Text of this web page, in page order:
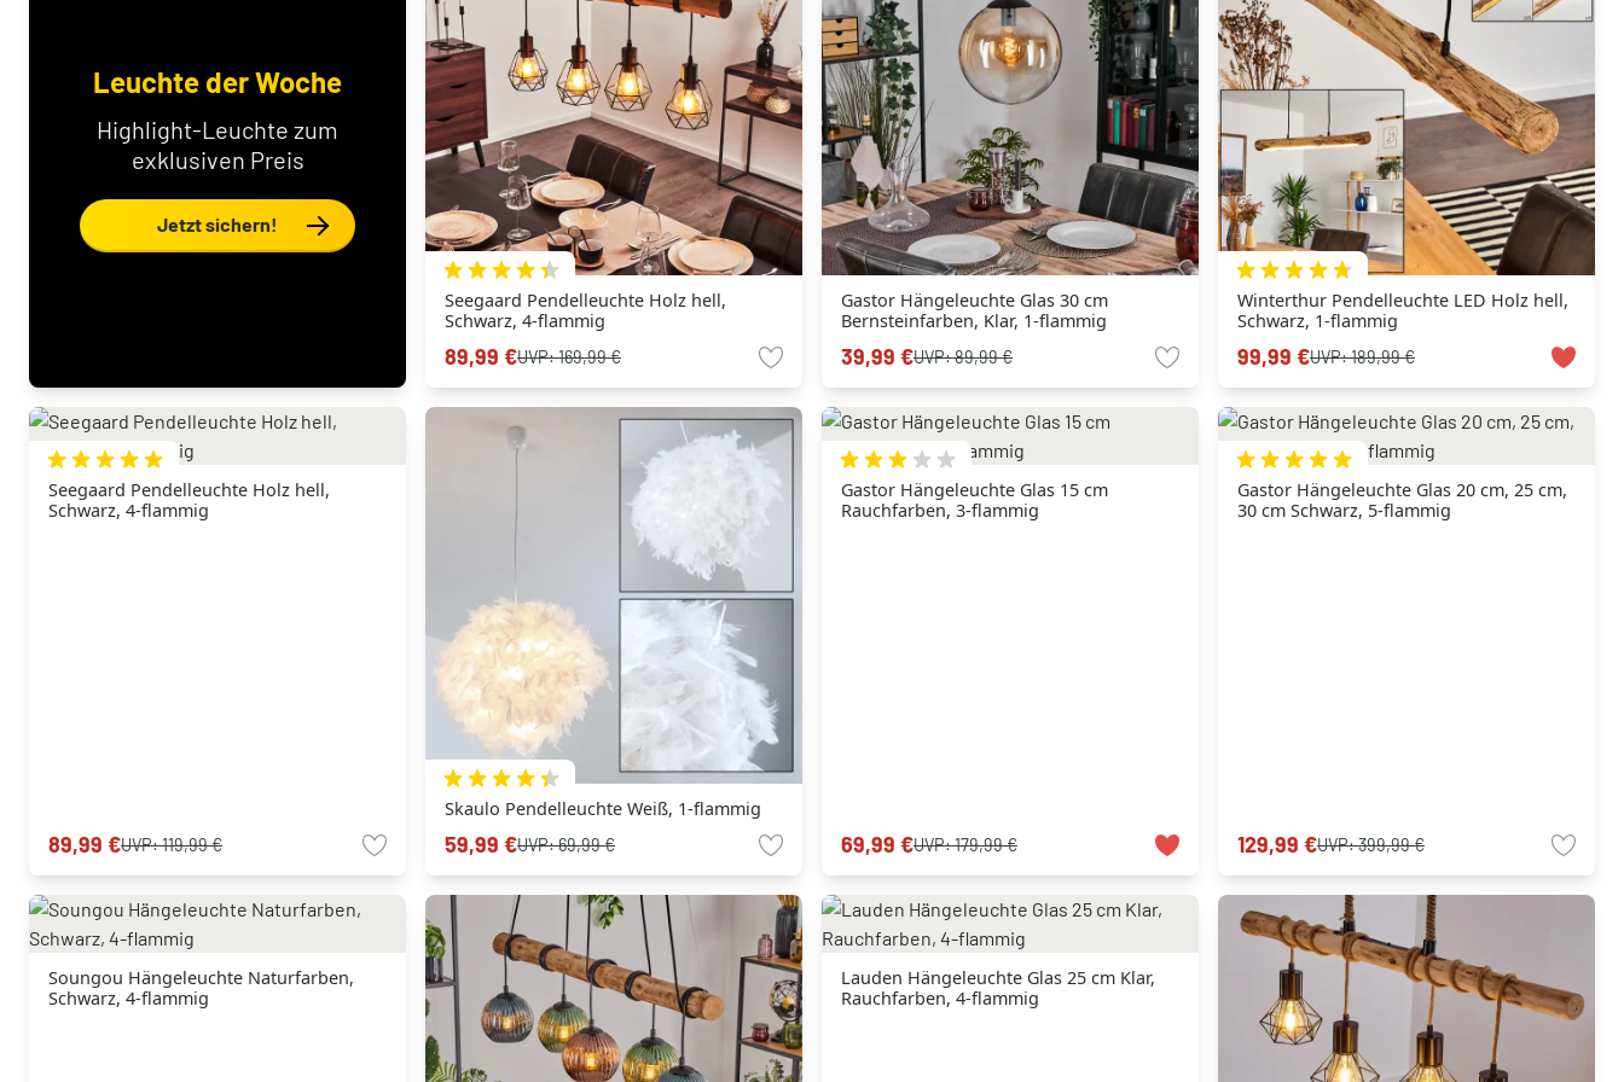
Leuchte der Woche
Highlight-Leuchte zum
exklusiven Preis
Jetzt sichern!
Seegaard Pendelleuchte Holz hell,
Schwarz, 4-flammig
89,99 €UVP:169,99 €
Gastor Hängeleuchte Glas 30 cm
Bernsteinfarben, Klar, 1-flammig
39,99 €UVP:89,99 €
Winterthur Pendelleuchte LED Holz hell,
Schwarz, 1-flammig
99,99 €UVP:189,99 €
Seegaard Pendelleuchte Holz hell,
Schwarz, 4-flammig
89,99 €UVP:119,99 €
Skaulo Pendelleuchte Weiß, 1-flammig
59,99 €UVP:69,99 €
Gastor Hängeleuchte Glas 15 cm
Rauchfarben, 3-flammig
69,99 €UVP:179,99 €
Gastor Hängeleuchte Glas 20 cm, 25 cm,
30 cm Schwarz, 5-flammig
129,99 €UVP:399,99 €
Soungou Hängeleuchte Naturfarben,
Schwarz, 4-flammig
Lauden Hängeleuchte Glas 25 cm Klar,
Rauchfarben, 4-flammig